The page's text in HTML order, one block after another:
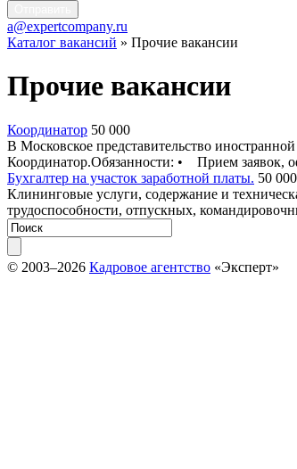
a@expertcompany.ru
Каталог вакансий » Прочие вакансии
Прочие вакансии
Координатор 50 000
В Московское представительство
Координатор.Обязанности: • Прием заявок,
Бухгалтер на участок заработной платы. 50 000
Клининговые услуги, содержание и
трудоспособности, отпускных,
© 2003–2026 Кадровое агентство «Эксперт»